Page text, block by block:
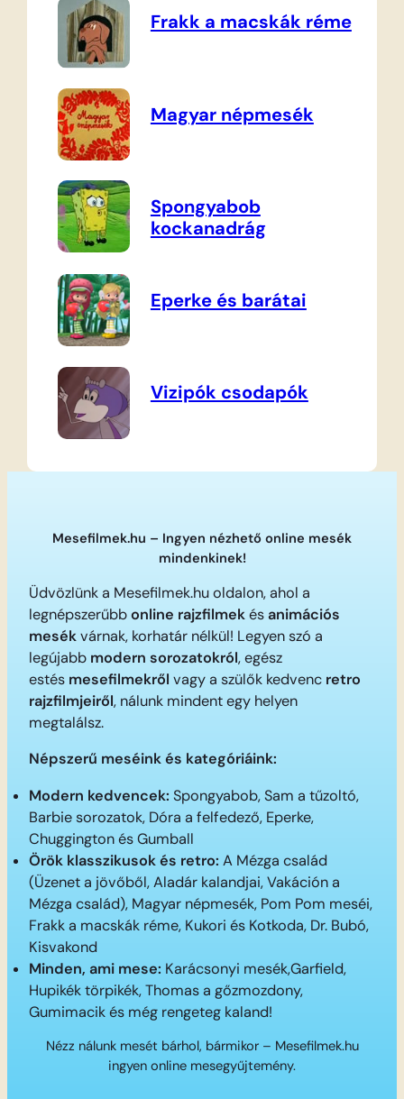
Frakk a macskák réme
Magyar népmesék
Spongyabob
kockanadrág
Eperke és barátai
Vizipók csodapók
Mesefilmek.hu – Ingyen nézhető online mesék
mindenkinek!
Üdvözlünk a Mesefilmek.hu oldalon, ahol a
legnépszerűbbonline rajzfilmekésanimációs
mesékvárnak, korhatár nélkül! Legyen szó a
legújabb modern sorozatokról, egész
estés mesefilmekről vagy a szülők kedvenc retro
rajzfilmjeiről, nálunk mindent egy helyen
megtalálsz.
Népszerű meséink és kategóriáink:
Modern kedvencek: Spongyabob, Sam a tűzoltó,
Barbie sorozatok, Dóra a felfedező, Eperke,
Chuggington és Gumball
Örök klasszikusok és retro: A Mézga család
(Üzenet a jövőből, Aladár kalandjai, Vakáción a
Mézga család), Magyar népmesék, Pom Pom meséi,
Frakk a macskák réme, Kukori és Kotkoda, Dr. Bubó,
Kisvakond
Minden, ami mese: Karácsonyi mesék,Garfield,
Hupikék törpikék, Thomas a gőzmozdony,
Gumimacik és még rengeteg kaland!
Nézz nálunk mesét bárhol, bármikor – Mesefilmek.hu
ingyen online mesegyűjtemény.